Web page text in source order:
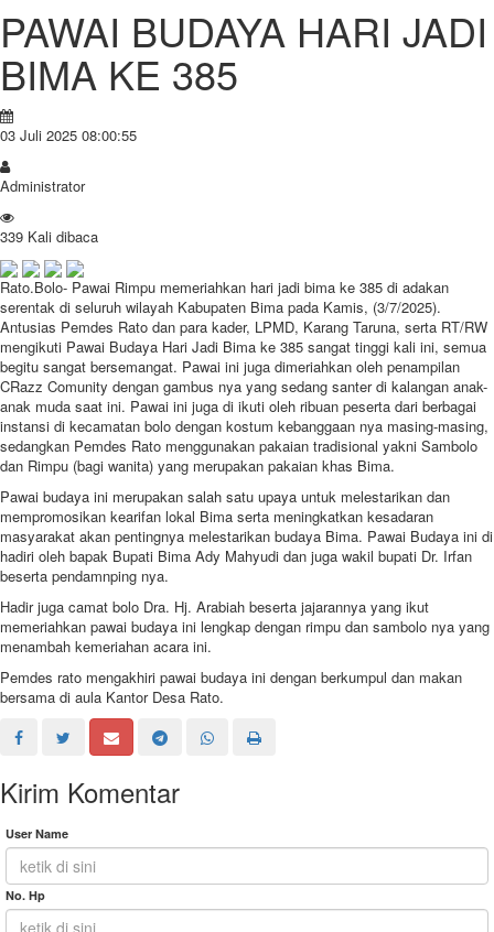
PAWAI BUDAYA HARI JADI
BIMA KE 385
03 Juli 2025 08:00:55
Administrator
339 Kali dibaca
Rato.Bolo- Pawai Rimpu memeriahkan hari jadi bima ke 385 di adakan
serentak di seluruh wilayah Kabupaten Bima pada Kamis, (3/7/2025).
Antusias Pemdes Rato dan para kader, LPMD, Karang Taruna, serta RT/RW
mengikuti Pawai Budaya Hari Jadi Bima ke 385 sangat tinggi kali ini, semua
begitu sangat bersemangat. Pawai ini juga dimeriahkan oleh penampilan
CRazz Comunity dengan gambus nya yang sedang santer di kalangan anak-
anak muda saat ini. Pawai ini juga di ikuti oleh ribuan peserta dari berbagai
instansi di kecamatan bolo dengan kostum kebanggaan nya masing-masing,
sedangkan Pemdes Rato menggunakan pakaian tradisional yakni Sambolo
dan Rimpu (bagi wanita) yang merupakan pakaian khas Bima.
Pawai budaya ini merupakan salah satu upaya untuk melestarikan dan
mempromosikan kearifan lokal Bima serta meningkatkan kesadaran
masyarakat akan pentingnya melestarikan budaya Bima. Pawai Budaya ini di
hadiri oleh bapak Bupati Bima Ady Mahyudi dan juga wakil bupati Dr. Irfan
beserta pendamnping nya.
Hadir juga camat bolo Dra. Hj. Arabiah beserta jajarannya yang ikut
memeriahkan pawai budaya ini lengkap dengan rimpu dan sambolo nya yang
menambah kemeriahan acara ini.
Pemdes rato mengakhiri pawai budaya ini dengan berkumpul dan makan
bersama di aula Kantor Desa Rato.
Kirim Komentar
User Name
No. Hp